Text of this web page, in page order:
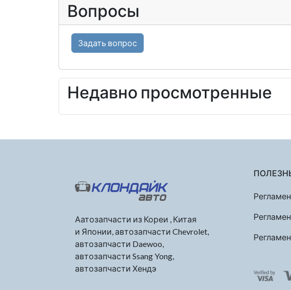
Вопросы
Задать вопрос
Недавно просмотренные
Аатозапчасти из Кореи , Китая
и Японии, автозапчасти Chevrolet,
автозапчасти Daewoo,
автозапчасти Ssang Yong,
автозапчасти Хендэ